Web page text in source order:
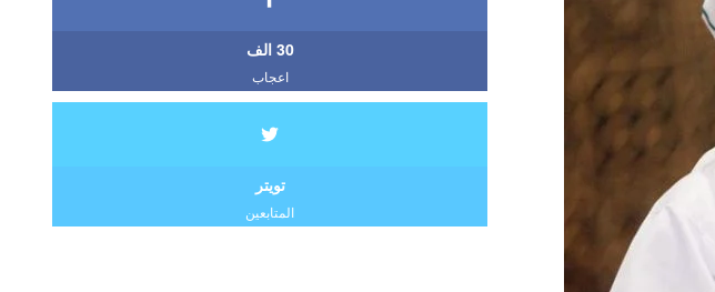
30 الف
اعجاب
تويتر
المتابعين